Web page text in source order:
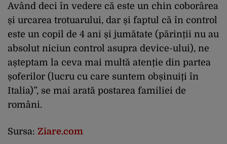
Având deci în vedere că este un chin coborârea
și urcarea trotuarului, dar și faptul că în control
este un copil de 4 ani și jumătate (părinții nu au
absolut niciun control asupra device-ului), ne
așteptam la ceva mai multă atenție din partea
șoferilor (lucru cu care suntem obșinuiți în
Italia)”, se mai arată postarea familiei de
români.
Sursa: Ziare.com